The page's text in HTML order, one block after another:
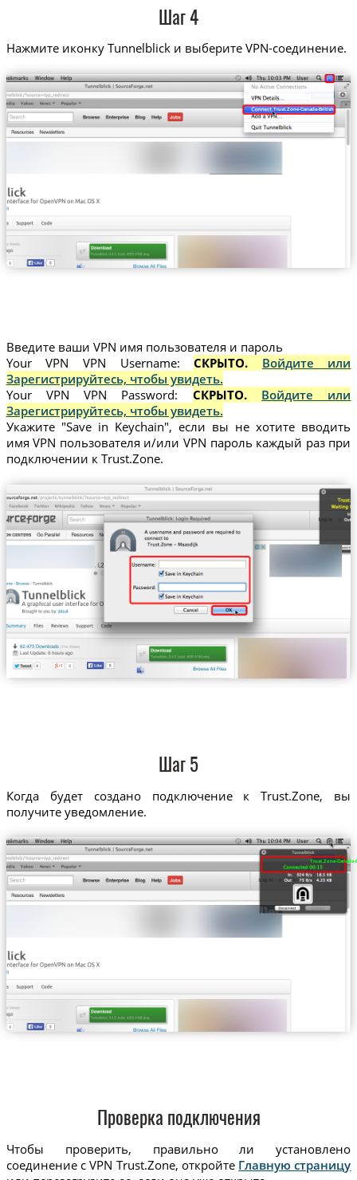
Шаг 4
Нажмите иконку Tunnelblick и выберите VPN-соединение.
Trust.Zone-Canada-British-
Введите ваши VPN имя пользователя и пароль
Your VPN VPN Username:СКРЫТО. Войдите или
Зарегистрируйтесь, чтобы увидеть.
Your VPN VPN Password: СКРЫТО. Войдите или
Зарегистрируйтесь, чтобы увидеть.
Укажите "Save in Keychain", если вы не хотите вводить
имя VPN пользователя и/или VPN пароль каждый раз при
подключении к Trust.Zone.
Шаг 5
Когда будет создано подключение к Trust.Zone, вы
получите уведомление.
Trust.Zone-
Проверка подключения
Чтобы проверить, правильно ли установлено
соединение с VPN Trust.Zone, откройте Главную страницу